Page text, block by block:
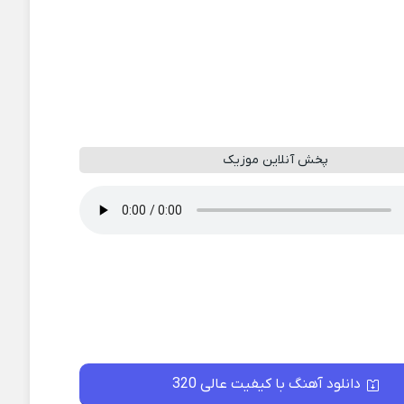
پخش آنلاین موزیک
دانلود آهنگ با کیفیت عالی 320